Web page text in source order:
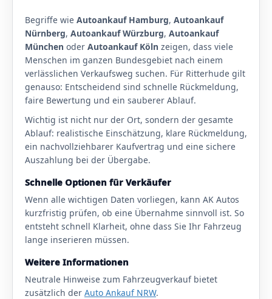
Begriffe wie Autoankauf Hamburg, Autoankauf
Nürnberg, Autoankauf Würzburg, Autoankauf
München oder Autoankauf Köln zeigen, dass viele
Menschen im ganzen Bundesgebiet nach einem
verlässlichen Verkaufsweg suchen. Für Ritterhude gilt
genauso: Entscheidend sind schnelle Rückmeldung,
faire Bewertung und ein sauberer Ablauf.
Wichtig ist nicht nur der Ort, sondern der gesamte
Ablauf: realistische Einschätzung, klare Rückmeldung,
ein nachvollziehbarer Kaufvertrag und eine sichere
Auszahlung bei der Übergabe.
Schnelle Optionen für Verkäufer
Wenn alle wichtigen Daten vorliegen, kann AK Autos
kurzfristig prüfen, ob eine Übernahme sinnvoll ist. So
entsteht schnell Klarheit, ohne dass Sie Ihr Fahrzeug
lange inserieren müssen.
Weitere Informationen
Neutrale Hinweise zum Fahrzeugverkauf bietet
zusätzlich der Auto Ankauf NRW.